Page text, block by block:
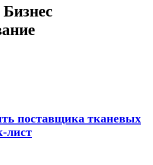
Бизнес
поставщика тканевых
лист